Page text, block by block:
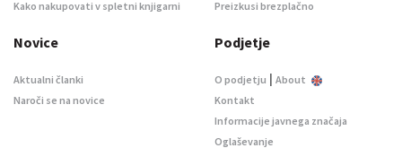
Kako nakupovati v spletni knjigarni
Preizkusi brezplačno
Novice
Aktualni članki
Naroči se na novice
Podjetje
O podjetju | About
Kontakt
Informacije javnega značaja
Oglaševanje